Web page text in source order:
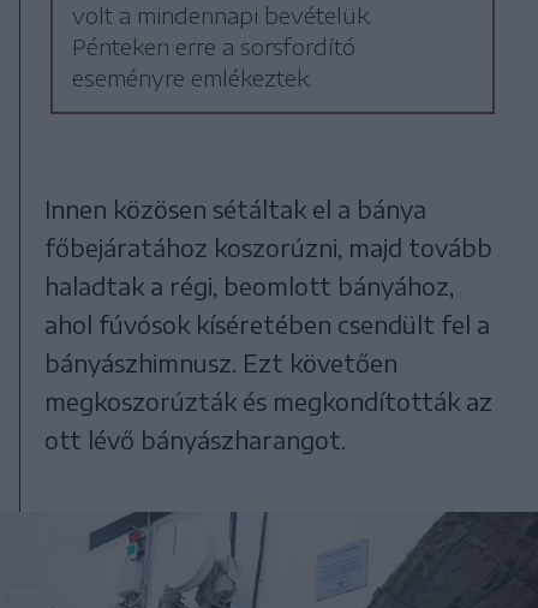
volt a mindennapi bevételük.
Pénteken erre a sorsfordító
eseményre emlékeztek.
Innen közösen sétáltak el a bánya
főbejáratához koszorúzni, majd tovább
haladtak a régi, beomlott bányához,
ahol fúvósok kíséretében csendült fel a
bányászhimnusz. Ezt követően
megkoszorúzták és megkondították az
ott lévő bányászharangot.